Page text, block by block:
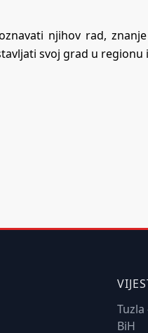
njihov rad,
svoj grad u regionu
Tuzla
BiH